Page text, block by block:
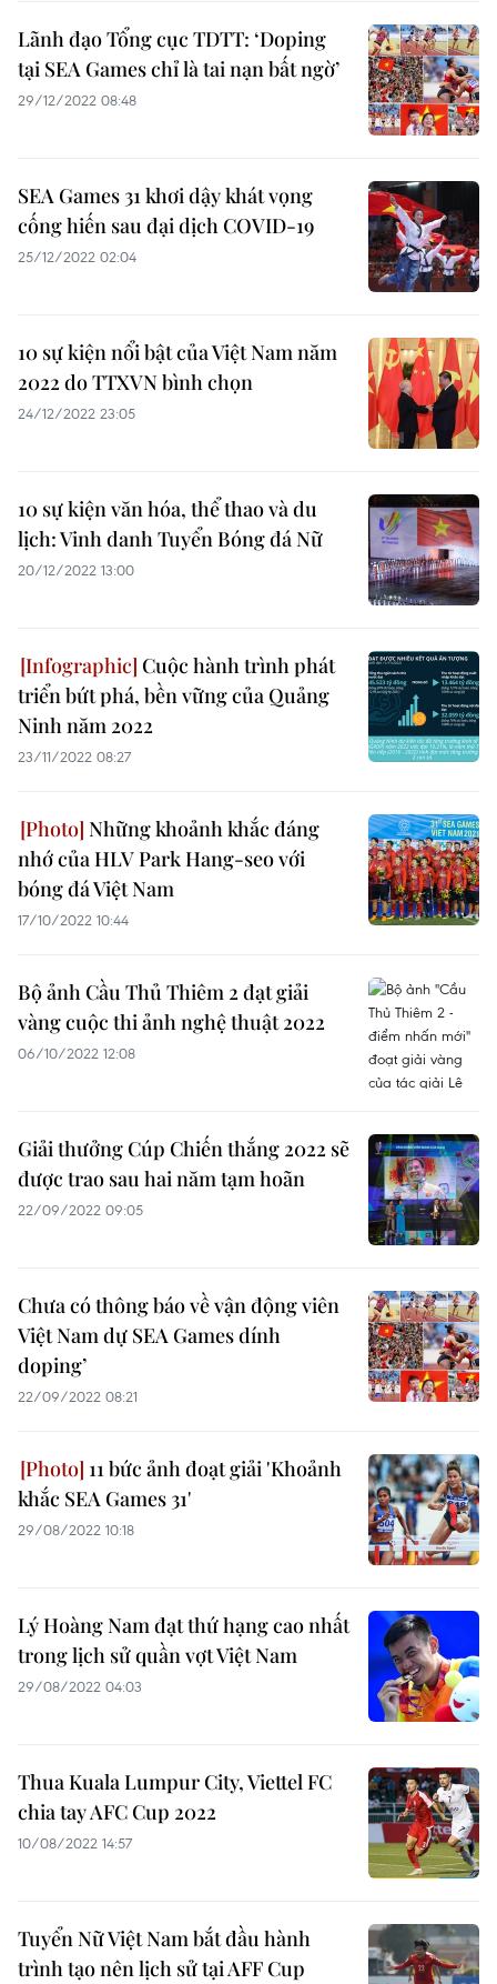
Lãnh đạo Tổng cục TDTT: ‘Doping
tại SEA Games chỉ là tai nạn bất ngờ’
29/12/2022 08:48
SEA Games 31 khơi dậy khát vọng
cống hiến sau đại dịch COVID-19
25/12/2022 02:04
10 sự kiện nổi bật của Việt Nam năm
2022 do TTXVN bình chọn
24/12/2022 23:05
10 sự kiện văn hóa, thể thao và du
lịch: Vinh danh Tuyển Bóng đá Nữ
20/12/2022 13:00
Cuộc hành trình phát
triển bứt phá, bền vững của Quảng
Ninh năm 2022
23/11/2022 08:27
Những khoảnh khắc đáng
nhớ của HLV Park Hang-seo với
bóng đá Việt Nam
17/10/2022 10:44
Bộ ảnh Cầu Thủ Thiêm 2 đạt giải
vàng cuộc thi ảnh nghệ thuật 2022
06/10/2022 12:08
Giải thưởng Cúp Chiến thắng 2022 sẽ
được trao sau hai năm tạm hoãn
22/09/2022 09:05
Chưa có thông báo về vận động viên
Việt Nam dự SEA Games dính
doping’
22/09/2022 08:21
11 bức ảnh đoạt giải 'Khoảnh
khắc SEA Games 31'
29/08/2022 10:18
Lý Hoàng Nam đạt thứ hạng cao nhất
trong lịch sử quần vợt Việt Nam
29/08/2022 04:03
Thua Kuala Lumpur City, Viettel FC
chia tay AFC Cup 2022
10/08/2022 14:57
Tuyển Nữ Việt Nam bắt đầu hành
trình tạo nên lịch sử tại AFF Cup